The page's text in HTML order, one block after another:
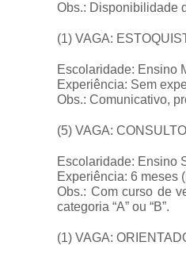
Obs.: Disponibilidade
(1) VAGA:
Escolaridade: Ensino
Experiência: Sem
Obs.: Comunicativo,
(5) VAGA:
Escolaridade: Ensino
Experiência: 6 meses
Obs.: Com curso de
categoria “A” ou “B”.
(1) VAGA: